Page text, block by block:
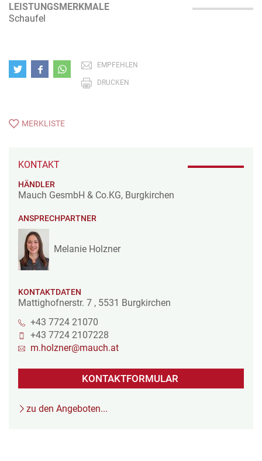
LEISTUNGSMERKMALE
Schaufel
EMPFEHLEN
DRUCKEN
MERKLISTE
KONTAKT
HÄNDLER
Mauch GesmbH & Co.KG, Burgkirchen
ANSPRECHPARTNER
Melanie Holzner
KONTAKTDATEN
Mattighofnerstr. 7 , 5531 Burgkirchen
+43 7724 21070
+43 7724 2107228
m.holzner@mauch.at
KONTAKTFORMULAR
zu den Angeboten...